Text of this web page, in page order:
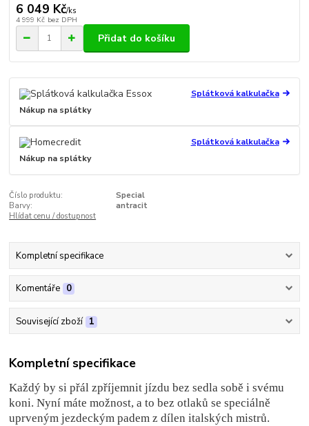
6 049 Kč/ks
4 999 Kč bez DPH
Přidat do košíku
Splátková kalkulačka
Nákup na splátky
Splátková kalkulačka
Nákup na splátky
Číslo produktu:
Special
Barvy:
antracit
Hlídat cenu / dostupnost
Kompletní specifikace
Komentáře 0
Související zboží 1
Kompletní specifikace
Každý by si přál zpříjemnit jízdu bez sedla sobě i svému
koni. Nyní máte možnost, a to bez otlaků se speciálně
uprveným jezdeckým padem z dílen italských mistrů.